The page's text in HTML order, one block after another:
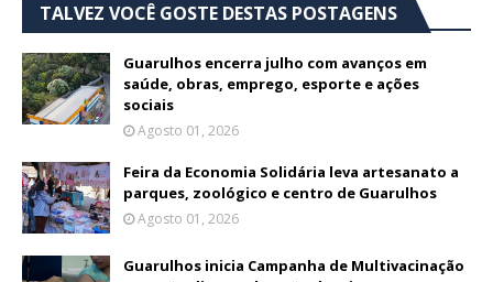
TALVEZ VOCÊ GOSTE DESTAS POSTAGENS
Guarulhos encerra julho com avanços em
saúde, obras, emprego, esporte e ações
sociais
Agosto 01, 2026
Feira da Economia Solidária leva artesanato a
parques, zoológico e centro de Guarulhos
Agosto 01, 2026
Guarulhos inicia Campanha de Multivacinação